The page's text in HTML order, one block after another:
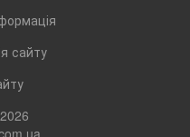
сайту